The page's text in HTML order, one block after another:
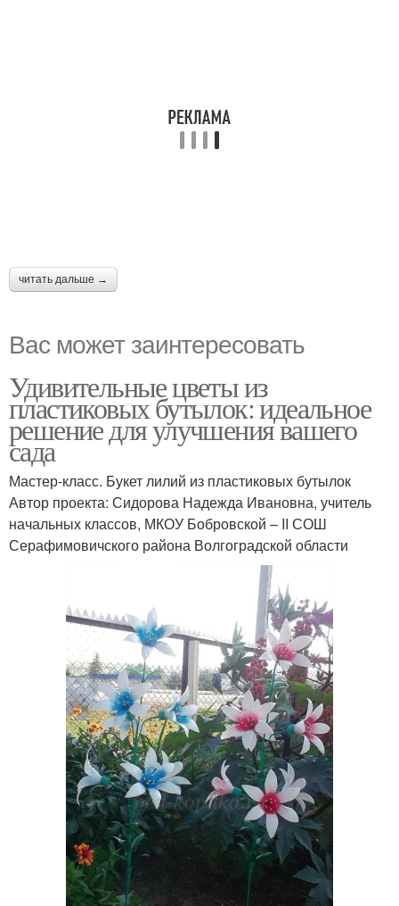
читать дальше →
Вас может заинтересовать
Удивительные цветы из
пластиковых бутылок: идеальное
решение для улучшения вашего
сада
Мастер-класс. Букет лилий из пластиковых бутылок
Автор проекта: Сидорова Надежда Ивановна, учитель
начальных классов, МКОУ Бобровской – ΙΙ СОШ
Серафимовичского района Волгоградской области